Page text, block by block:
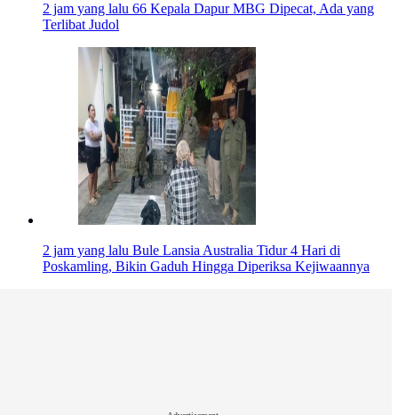
2 jam yang lalu 66 Kepala Dapur MBG Dipecat, Ada yang
Terlibat Judol
2 jam yang lalu Bule Lansia Australia Tidur 4 Hari di
Poskamling, Bikin Gaduh Hingga Diperiksa Kejiwaannya